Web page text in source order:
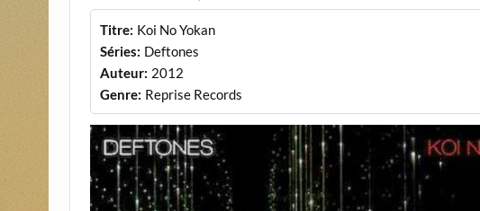
Titre: Koi No Yokan
Séries: Deftones
Auteur: 2012
Genre: Reprise Records